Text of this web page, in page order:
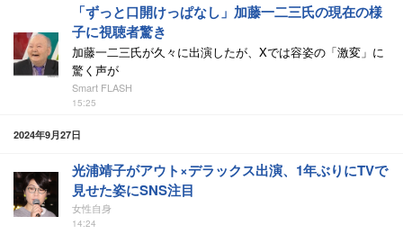
「ずっと口開けっぱなし」加藤一二三氏の現在の様
子に視聴者驚き
加藤一二三氏が久々に出演したが、Xでは容姿の「激変」に
驚く声が
Smart FLASH
15:25
2024年9月27日
光浦靖子がアウト×デラックス出演、1年ぶりにTVで
見せた姿にSNS注目
女性自身
14:24